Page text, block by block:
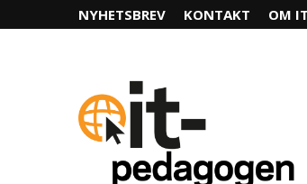
NYHETSBREV KONTAKT OM